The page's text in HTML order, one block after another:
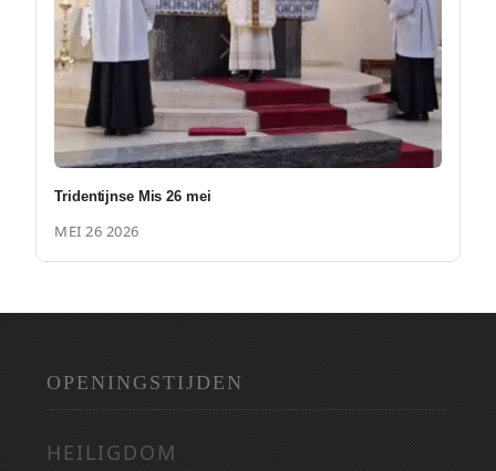
Tridentijnse Mis 26 mei
MEI 26 2026
OPENINGSTIJDEN
HEILIGDOM